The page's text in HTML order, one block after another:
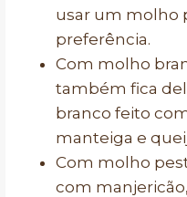
usar um molho
preferência.
Com molho
também fica
branco feito
manteiga e
Com molho
com